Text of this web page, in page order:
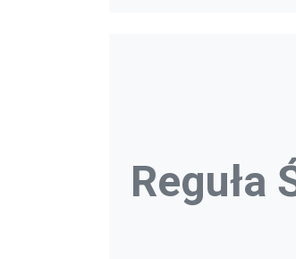
Reguła